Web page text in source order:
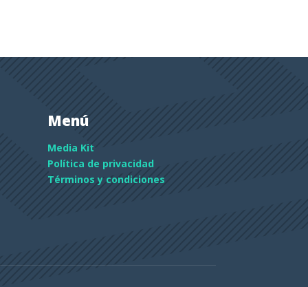
Menú
Media Kit
Política de privacidad
Términos y condiciones